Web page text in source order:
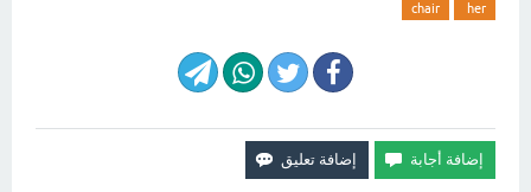
her
chair